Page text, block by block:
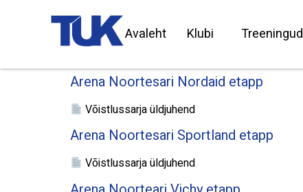
Avaleht Klubi Treeningud
Arena Noortesari Nordaid etapp
Võistlussarja üldjuhend
Arena Noortesari Sportland etapp
Võistlussarja üldjuhend